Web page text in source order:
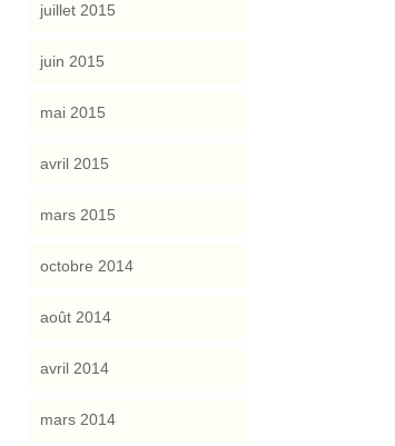
juillet 2015
juin 2015
mai 2015
avril 2015
mars 2015
octobre 2014
août 2014
avril 2014
mars 2014